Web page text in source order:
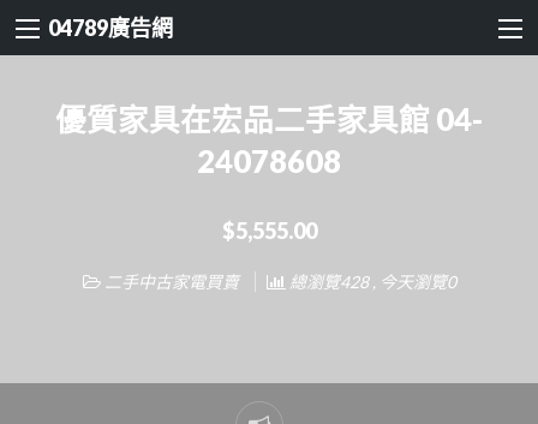
04789廣告網
優質家具在宏品二手家具館 04-
24078608
$5,555.00
二手中古家電買賣 總瀏覽428 , 今天瀏覽0